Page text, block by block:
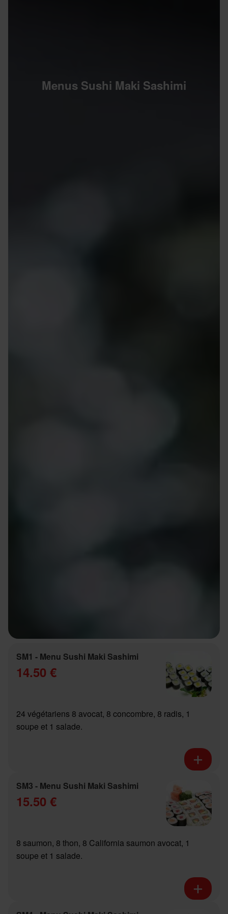
Menus Sushi Maki Sashimi
SM1 - Menu Sushi Maki Sashimi
14.50 €
24 végétariens 8 avocat, 8 concombre, 8 radis, 1
soupe et 1 salade.
SM3 - Menu Sushi Maki Sashimi
15.50 €
8 saumon, 8 thon, 8 California saumon avocat, 1
soupe et 1 salade.